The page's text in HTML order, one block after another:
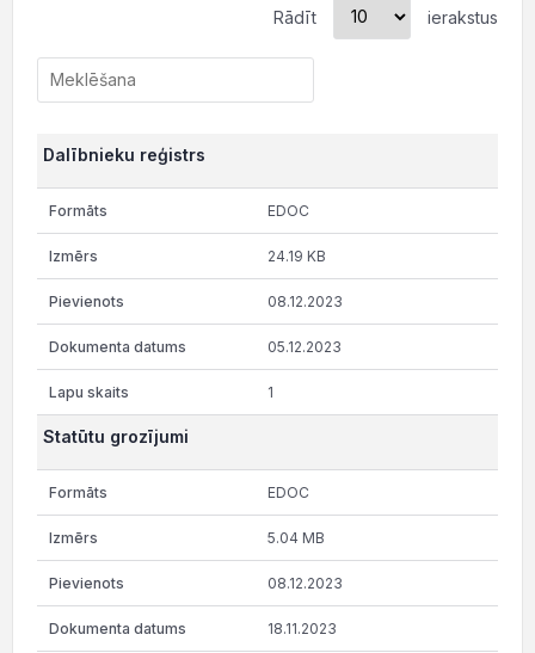
Rādīt ierakstus
Dalībnieku reģistrs
EDOC
24.19 KB
08.12.2023
05.12.2023
1
Statūtu grozījumi
EDOC
5.04 MB
08.12.2023
18.11.2023